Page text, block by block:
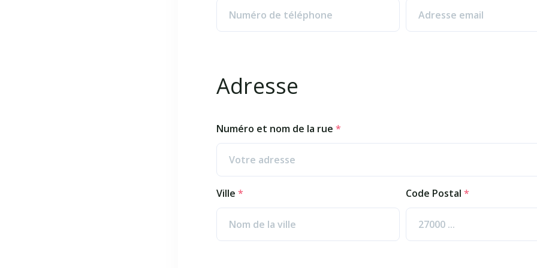
Adresse
Numéro et nom de la rue *
Ville * Code Postal *